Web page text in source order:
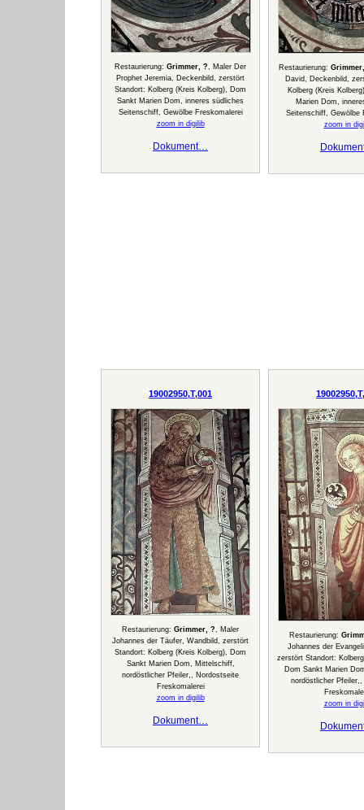
Restaurierung: Grimmer, ?, Maler Der
Prophet Jeremia, Deckenbild, zerstört
Standort: Kolberg (Kreis Kolberg), Dom
Sankt Marien Dom, inneres südliches
Seitenschiff, Gewölbe Freskomalerei
zoom in digilib
Dokument…
Restaurierung:
David, Deckenbild,
Kolberg (Kreis
Marien Dom,
Seitenschiff, Gewölbe
zoom in
19002950,T,001
Restaurierung: Grimmer, ?, Maler
Johannes der Täufer, Wandbild, zerstört
Standort: Kolberg (Kreis Kolberg), Dom
Sankt Marien Dom, Mittelschiff,
nordöstlicher Pfeiler,, Nordostseite
Freskomalerei
zoom in digilib
Dokument…
Restaurierung:
Johannes der
zerstört Standort:
Dom Sankt Marien
nordöstlicher
zoom in